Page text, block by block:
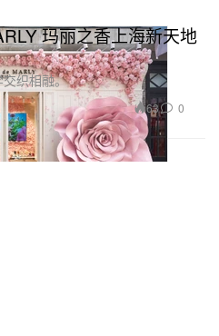
玛丽之香上海新天地
织相融。
63 0